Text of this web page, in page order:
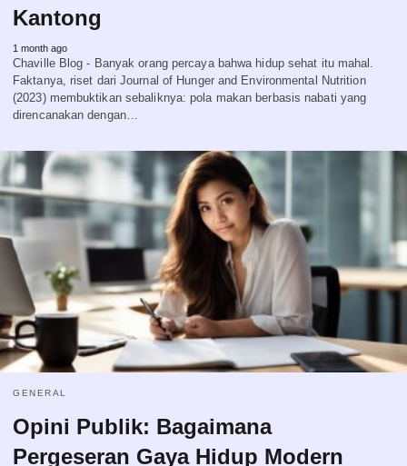
Kantong
1 month ago
Chaville Blog - Banyak orang percaya bahwa hidup sehat itu mahal.
Faktanya, riset dari Journal of Hunger and Environmental Nutrition
(2023) membuktikan sebaliknya: pola makan berbasis nabati yang
direncanakan dengan…
GENERAL
Opini Publik: Bagaimana
Pergeseran Gaya Hidup Modern